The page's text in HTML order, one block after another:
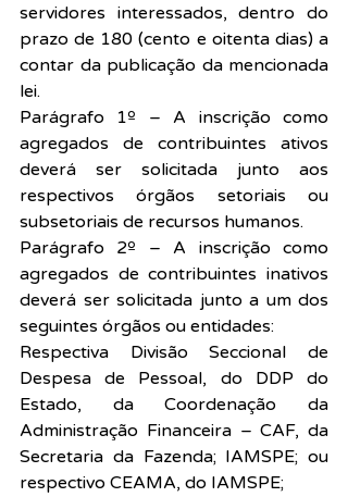
servidores interessados, dentro do
prazo de 180 (cento e oitenta dias) a
contar da publicação da mencionada
lei.
Parágrafo 1º – A inscrição como
agregados de contribuintes ativos
deverá ser solicitada junto aos
respectivos órgãos setoriais ou
subsetoriais de recursos humanos.
Parágrafo 2º – A inscrição como
agregados de contribuintes inativos
deverá ser solicitada junto a um dos
seguintes órgãos ou entidades:
Respectiva Divisão Seccional de
Despesa de Pessoal, do DDP do
Estado, da Coordenação da
Administração Financeira – CAF, da
Secretaria da Fazenda; IAMSPE; ou
respectivo CEAMA, do IAMSPE;